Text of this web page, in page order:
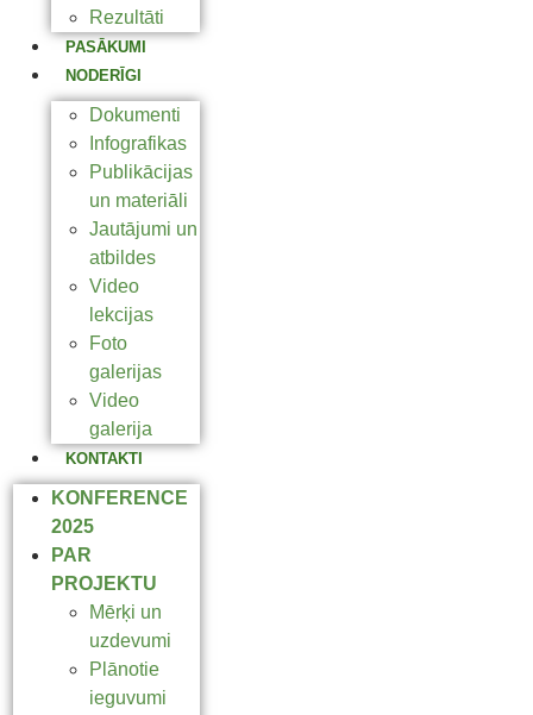
Rezultāti
PASĀKUMI
NODERĪGI
Dokumenti
Infografikas
Publikācijas
un materiāli
Jautājumi un
atbildes
Video
lekcijas
Foto
galerijas
Video
galerija
KONTAKTI
KONFERENCE
2025
PAR
PROJEKTU
Mērķi un
uzdevumi
Plānotie
ieguvumi